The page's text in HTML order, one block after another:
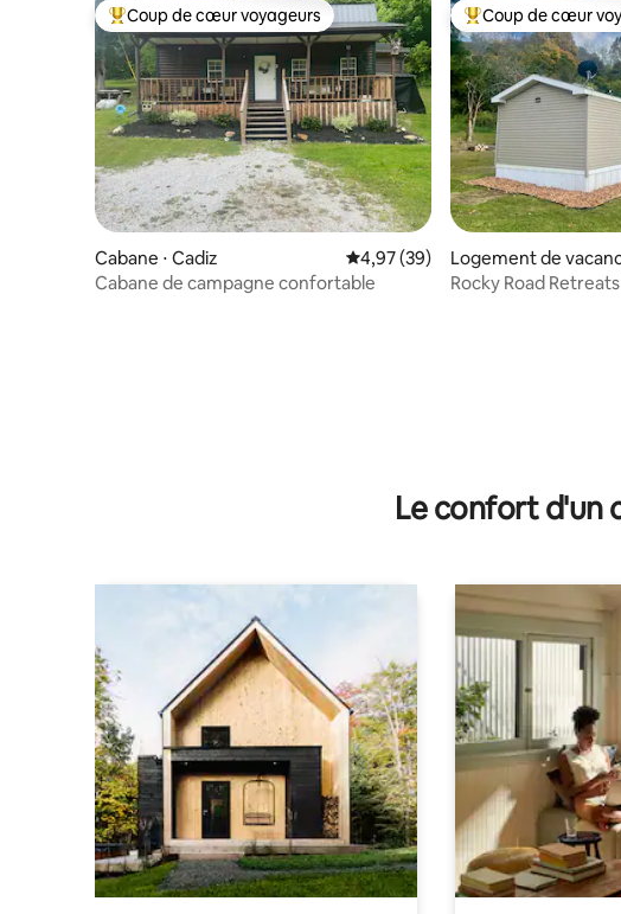
Coups de cœur voyageurs les plus appréciés
Coup de cœur voyageurs
Cabane ⋅ Cadiz Évaluation moyenne sur la base
4,97 (39)
Cabane de campagne confortable
Coups de cœur
Coup de cœur
Logement de
rsville
Rocky Road
Le confort d'un